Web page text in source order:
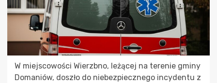
W miejscowości Wierzbno, leżącej na terenie gminy
Domaniów, doszło do niebezpiecznego incydentu z